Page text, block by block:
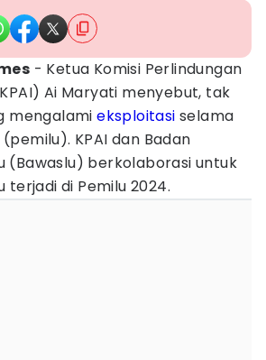
- Ketua Komisi Perlindungan
Ai Maryati menyebut, tak
mengalamieksploitasi selama
KPAI dan Badan
(Bawaslu) berkolaborasi untuk
terjadi di Pemilu 2024.